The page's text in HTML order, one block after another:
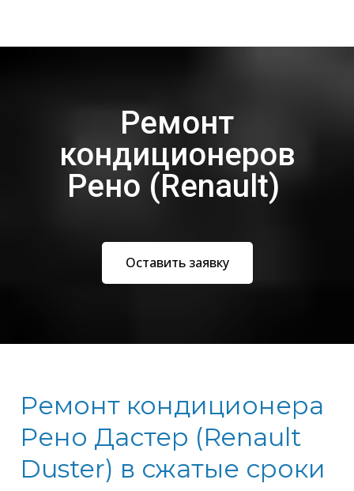
Ремонт
кондиционеров
Рено (Renault)
Оставить заявку
Ремонт кондиционера
Рено Дастер (Renault
Duster) в сжатые сроки